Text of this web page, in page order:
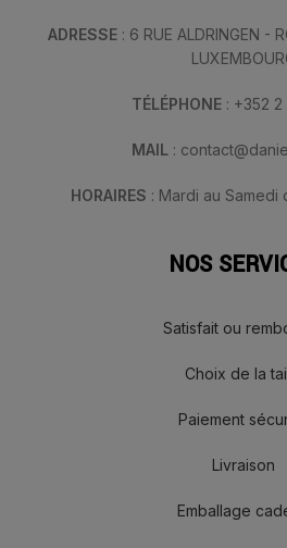
ADRESSE : 6 RUE ALDRINGEN -
TÉLÉPHONE : +352 2
MAIL :
HORAIRES : Mardi au Samedi
NOS
Satisfait ou
Choix de la
Paiement
Livraison
Emballage